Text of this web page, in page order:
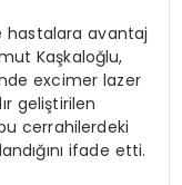
hastalara avantaj
Kaşkaloğlu,
excimer lazer
geliştirilen
cerrahilerdeki
ifade etti.